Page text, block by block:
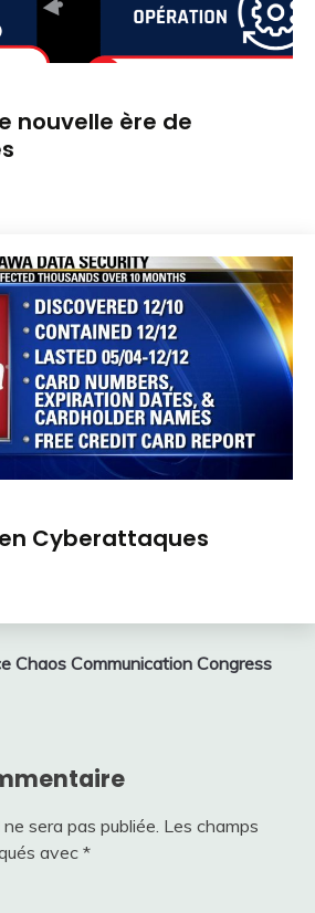
nouvelle ère de
en Cyberattaques
Chaos Communication Congress
sera pas publiée. Les champs
avec *